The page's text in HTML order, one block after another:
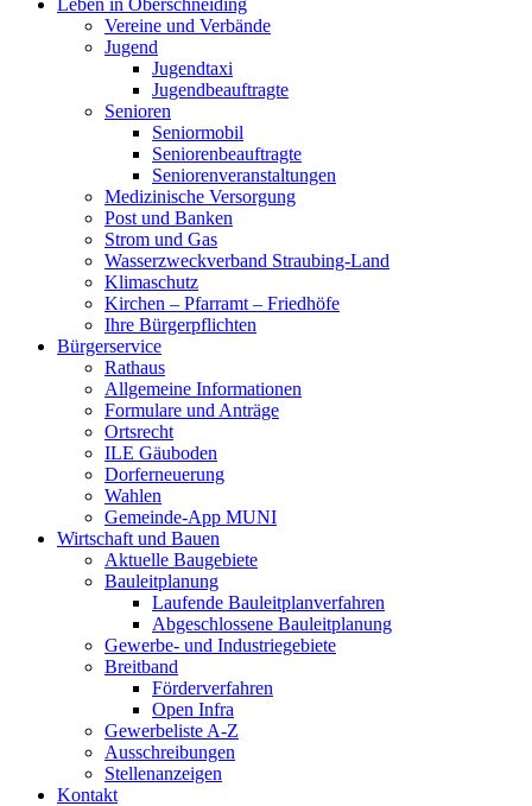
Leben in Oberschneiding
Vereine und Verbände
Jugend
Jugendtaxi
Jugendbeauftragte
Senioren
Seniormobil
Seniorenbeauftragte
Seniorenveranstaltungen
Medizinische Versorgung
Post und Banken
Strom und Gas
Wasserzweckverband Straubing-Land
Klimaschutz
Kirchen – Pfarramt – Friedhöfe
Ihre Bürgerpflichten
Bürgerservice
Rathaus
Allgemeine Informationen
Formulare und Anträge
Ortsrecht
ILE Gäuboden
Dorferneuerung
Wahlen
Gemeinde-App MUNI
Wirtschaft und Bauen
Aktuelle Baugebiete
Bauleitplanung
Laufende Bauleitplanverfahren
Abgeschlossene Bauleitplanung
Gewerbe- und Industriegebiete
Breitband
Förderverfahren
Open Infra
Gewerbeliste A-Z
Ausschreibungen
Stellenanzeigen
Kontakt